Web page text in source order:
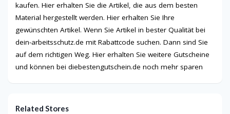
kaufen. Hier erhalten Sie die Artikel, die aus dem besten
Material hergestellt werden. Hier erhalten Sie Ihre
gewünschten Artikel. Wenn Sie Artikel in bester Qualität bei
dein-arbeitsschutz.de mit Rabattcode suchen. Dann sind Sie
auf dem richtigen Weg. Hier erhalten Sie weitere Gutscheine
und können bei diebestengutschein.de noch mehr sparen
Related Stores